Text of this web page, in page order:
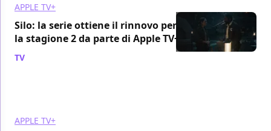
APPLE TV+
Silo: la serie ottiene il rinnovo per
la stagione 2 da parte di Apple TV+
TV
APPLE TV+